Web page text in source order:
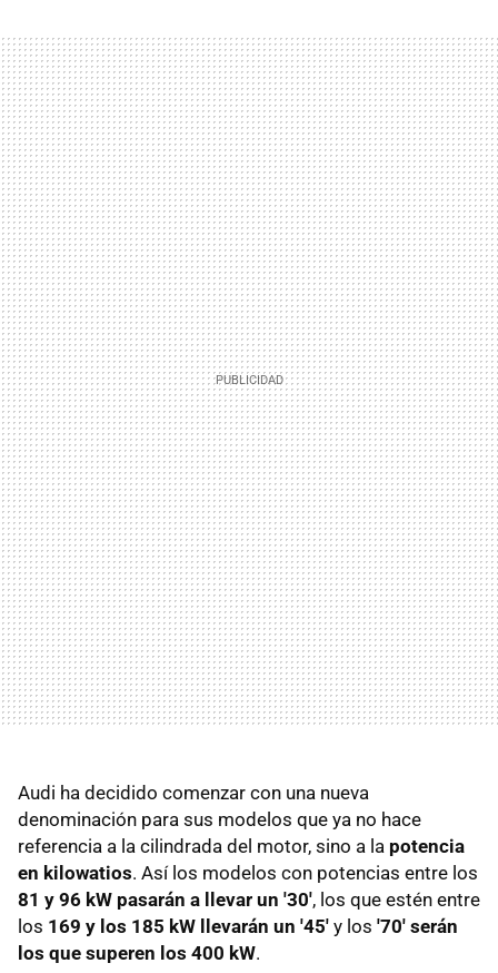
Audi ha decidido comenzar con una nueva
denominación para sus modelos que ya no hace
referencia a la cilindrada del motor, sino a la potencia
en kilowatios. Así los modelos con potencias entre los
81 y 96 kW pasarán a llevar un '30', los que estén entre
los 169 y los 185 kW llevarán un '45' y los '70' serán
los que superen los 400 kW.